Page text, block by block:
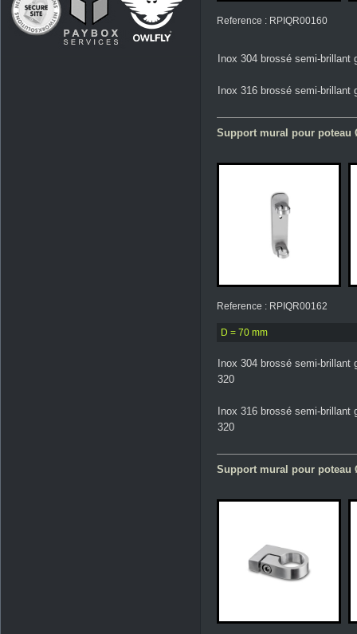
Reference : RPIQR00160
Inox 304 brossé semi-brillant
Inox 316 brossé semi-brillant
Support mural pour poteau
Reference : RPIQR00162
D = 70 mm
Inox 304 brossé semi-brillant
320
Inox 316 brossé semi-brillant
320
Support mural pour poteau